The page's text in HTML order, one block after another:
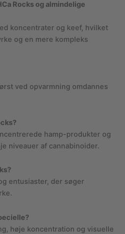
Rocks og almindelige
koncentrater og keef, hvilket
og en mere kompleks
ved opvarmning omdannes
hamp-produkter og
niveauer af cannabinoider.
entusiaster, der søger
høje koncentration og visuelle